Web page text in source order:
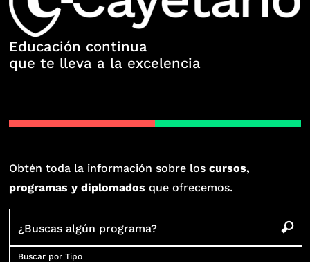
Educación continua
que te lleva a la excelencia
Obtén toda la información sobre loscursos,
programas y diplomados que ofrecemos.
¿Buscas algún programa?
Buscar por Tipo